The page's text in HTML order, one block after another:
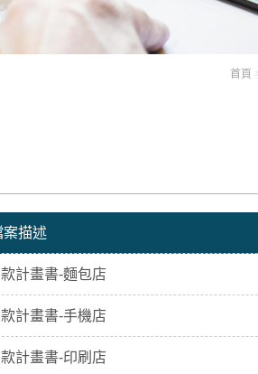
首頁
案描述
計畫書-麵包店
計畫書-手機店
計畫書-印刷店